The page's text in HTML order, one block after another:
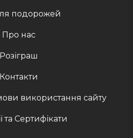
подорожей
Про нас
Розіграш
Контакти
використання сайту
та Сертифікати